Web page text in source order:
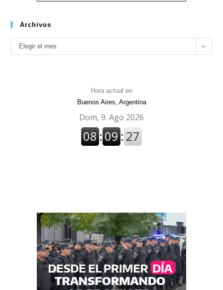
Archivos
Archivos
Elegir el mes
Hora actual en
Buenos Aires, Argentina